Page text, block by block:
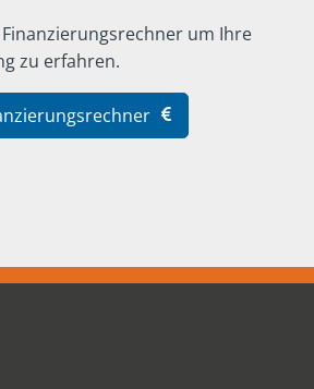
um Ihre
zu erfahren.